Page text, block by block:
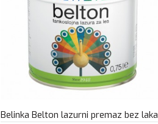
Belinka Belton lazurni premaz bez laka